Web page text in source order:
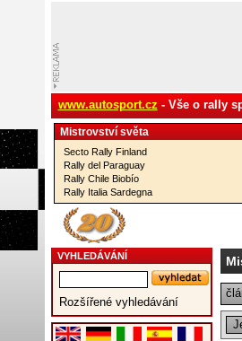
www.autosport.cz - Vše o rally
Mistrovství­ světa
Secto Rally Finland
Rally del Paraguay
Rally Chile Biobío
Rally Italia Sardegna
VYHLEDÁVÁNÍ
Rozšířené vyhledávání